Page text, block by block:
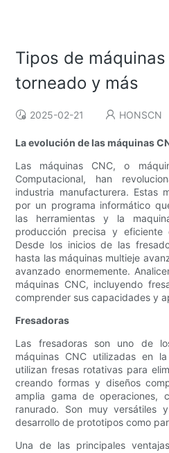
Tipos de
torneado y más
2025-02-21 HONSCN
La evolución de las máquinas
Las máquinas CNC, o
Computacional, han
industria manufacturera. Estas
por un programa informático
las herramientas y la
producción precisa y eficiente
Desde los inicios de las
hasta las máquinas multieje
avanzado enormemente.
máquinas CNC, incluyendo
comprender sus capacidades y
Fresadoras
Las fresadoras son uno de
máquinas CNC utilizadas en
utilizan fresas rotativas para
creando formas y diseños
amplia gama de operaciones,
ranurado. Son muy versátiles
desarrollo de prototipos como
Una de las principales